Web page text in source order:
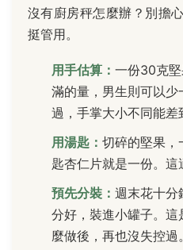
沒有廚房秤怎麼辦？別擔
挺管用。
用手估算： 一份30克
滿的量，男生則可以
過，手掌大小不同能差
用湯匙： 切碎的堅果，
匙杏仁片就是一份。這
預先分裝： 週末花十分
分好，裝進小罐子。
麼做後，再也沒失控過。